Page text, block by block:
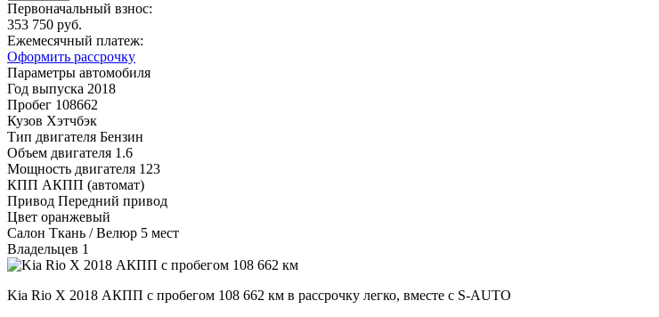
Первоначальный взнос:
353 750 руб.
Ежемесячный платеж:
Оформить рассрочку
Параметры автомобиля
Год выпуска 2018
Пробег 108662
Кузов Хэтчбэк
Тип двигателя Бензин
Объем двигателя 1.6
Мощность двигателя 123
КПП АКПП (автомат)
Привод Передний привод
Цвет оранжевый
Салон Ткань / Велюр 5 мест
Владельцев 1
Kia Rio X 2018 АКПП с пробегом 108 662 км в рассрочку легко, вместе с S-AUTO